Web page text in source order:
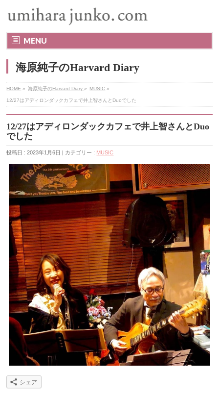
MENU
海原純子のHarvard Diary
HOME » 海原純子のHarvard Diary» MUSIC »
12/27はアディロンダックカフェで井上智さんとDuoでした
12/27はアディロンダックカフェで井上智さんとDuo
でした
投稿日 : 2023年1月6日 | カテゴリー : MUSIC
シェア